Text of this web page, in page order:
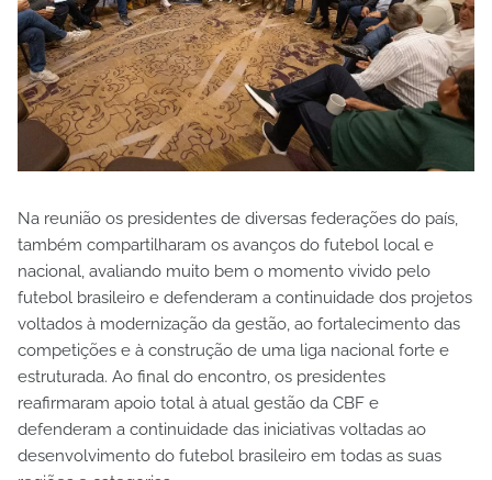
Na reunião os presidentes de diversas federações do país,
também compartilharam os avanços do futebol local e
nacional, avaliando muito bem o momento vivido pelo
futebol brasileiro e defenderam a continuidade dos projetos
voltados à modernização da gestão, ao fortalecimento das
competições e à construção de uma liga nacional forte e
estruturada. Ao final do encontro, os presidentes
reafirmaram apoio total à atual gestão da CBF e
defenderam a continuidade das iniciativas voltadas ao
desenvolvimento do futebol brasileiro em todas as suas